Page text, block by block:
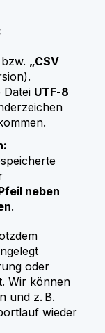
bzw. „CSV
Datei UTF‑8
neben
.
oder
Wir können
und z. B.
wieder